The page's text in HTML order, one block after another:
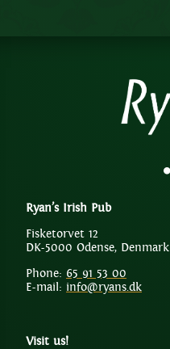
Ryan’s Irish Pub
Fisketorvet 12
DK-5000 Odense, Denmark
Phone: 65 91 53 00
E-mail: info@ryans.dk
Visit us!